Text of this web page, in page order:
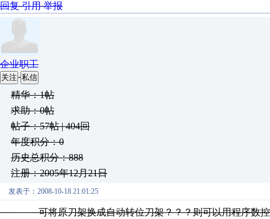
回复 引用 举报
企业职工
关注 私信
精华：1帖
求助：0帖
帖子：57帖 | 404回
年度积分：0
历史总积分：888
注册：2005年12月21日
发表于：2008-10-18 21:01:25
－－－－可将原刀架换成自动转位刀架？？？则可以用程序数